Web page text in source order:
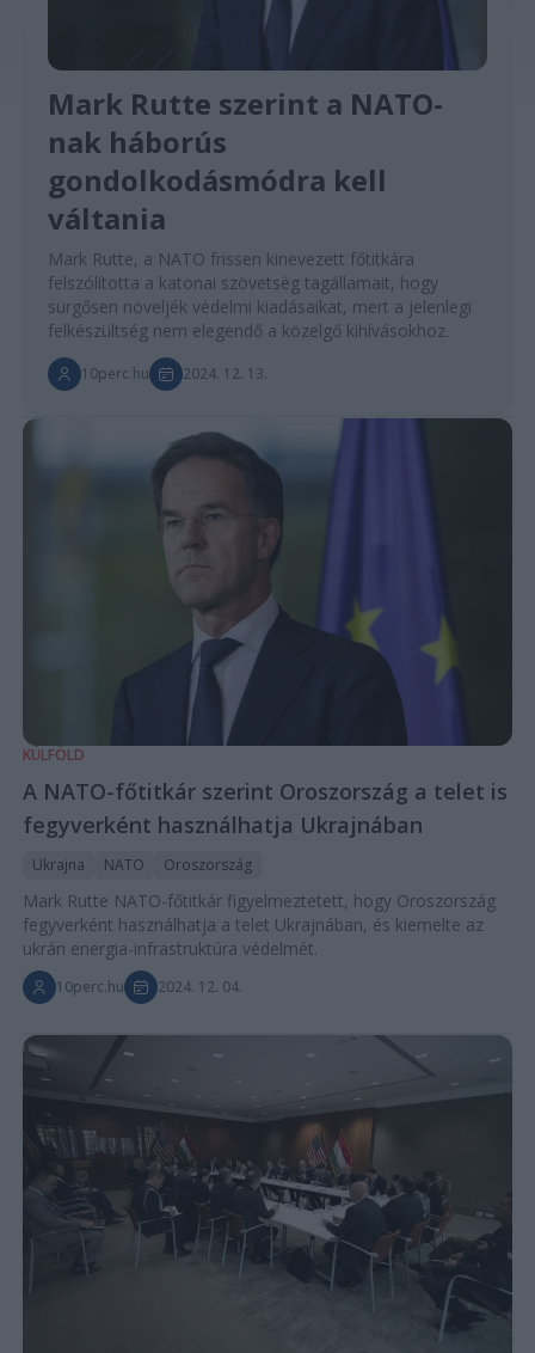
Mark Rutte szerint a NATO-
nak háborús
gondolkodásmódra kell
váltania
Mark Rutte, a NATO frissen kinevezett főtitkára
felszólította a katonai szövetség tagállamait, hogy
sürgősen növeljék védelmi kiadásaikat, mert a jelenlegi
felkészültség nem elegendő a közelgő kihívásokhoz.
10perc.hu 2024. 12. 13.
KÜLFÖLD
A NATO-főtitkár szerint Oroszország a telet is
fegyverként használhatja Ukrajnában
Ukrajna NATO Oroszország
Mark Rutte NATO-főtitkár figyelmeztetett, hogy Oroszország
fegyverként használhatja a telet Ukrajnában, és kiemelte az
ukrán energia-infrastruktúra védelmét.
10perc.hu 2024. 12. 04.